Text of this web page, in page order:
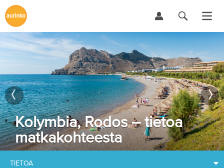
Kolymbia, Rodos – tietoa
matkakohteesta
TIETOA